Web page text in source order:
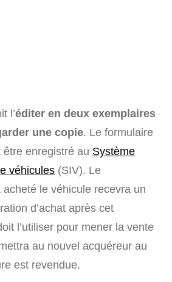
l’éditer en deux exemplaires
une copie. Le formulaire
enregistré au Système
véhicules (SIV). Le
le véhicule recevra un
d’achat après cet
l’utiliser pour mener la vente
au nouvel acquéreur au
est revendue.